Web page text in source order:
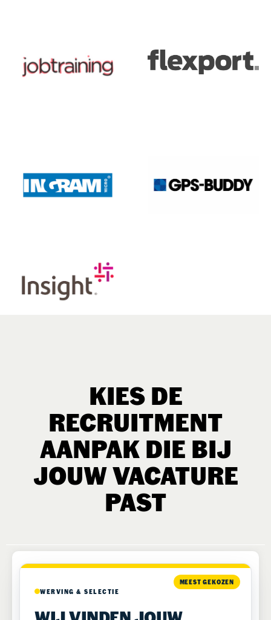
KIES DE
RECRUITMENT
AANPAK DIE BIJ
JOUW VACATURE
PAST
MEEST GEKOZEN
WERVING & SELECTIE